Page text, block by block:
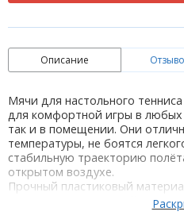
Описание
Мячи для настольного
для комфортной игры в любых
так и в помещении. Они
температуры, не боятся
стабильную траекторию
открытом воздухе.
Прочный пластиковый
долговечность и
Мячи не впитывают влагу,